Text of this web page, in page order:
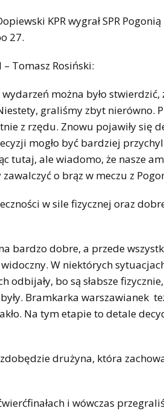
KPR wygrał SPR
27.
Tomasz Rosiński:
można było
graliśmy zbyt nierówno.
z rzędu. Znowu pojawiły się
mogło być bardziej
tutaj, ale wiadomo, że nasze
o brąz w meczu z
w sile fizycznej oraz
bardzo dobre, a przede
W niektórych
bo są słabsze
Bramkarka warszawianek
Na tym etapie to detale
drużyna, która
i wówczas